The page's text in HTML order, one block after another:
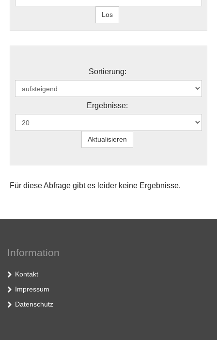
Sortierung:
Ergebnisse:
Für diese Abfrage gibt es leider keine Ergebnisse.
Information
Kontakt
Impressum
Datenschutz